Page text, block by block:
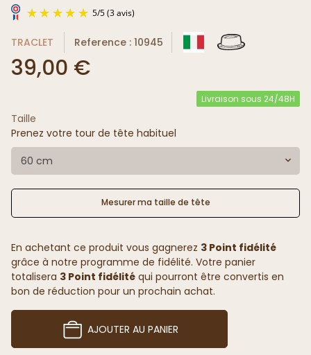
TRACLET Reference : 10945
39,00 €
Livraison sous 24/48H
Taille
Prenez votre tour de tête habituel
60 cm
Mesurer ma taille de tête
En achetant ce produit vous gagnerez 3 Point fidélité
grâce à notre programme de fidélité. Votre panier
totalisera 3 Point fidélité qui pourront être convertis en
bon de réduction pour un prochain achat.
AJOUTER AU PANIER